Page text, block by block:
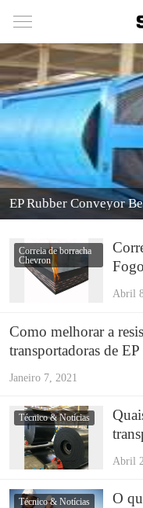
EP Rubber Conveyor
Correia de borracha
Chevron
Abril
Como melhorar a
transportadoras de EP
Janeiro 7, 2021
Técnico & Notícias
Abril
Técnico & Notícias
O